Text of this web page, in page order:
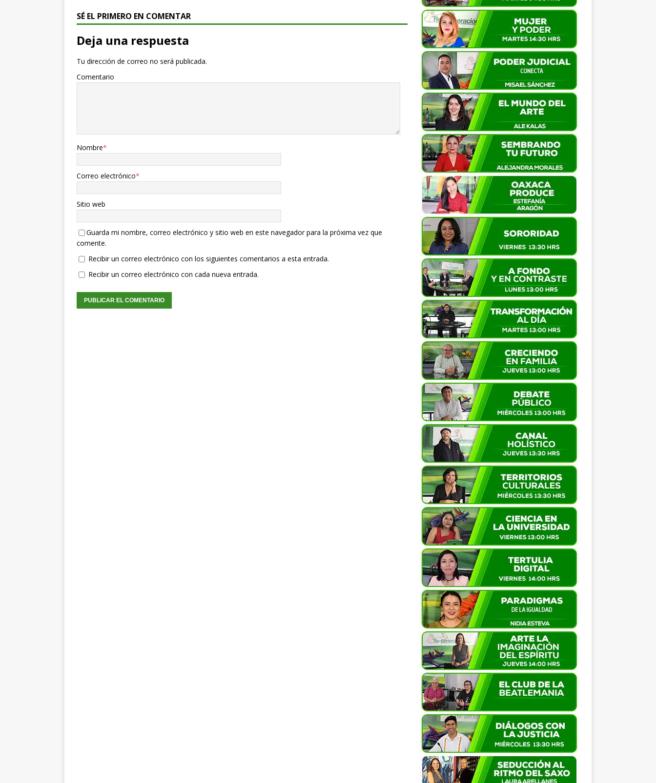
SÉ EL PRIMERO EN COMENTAR
Deja una respuesta
Tu dirección de correo no será publicada.
Comentario
Nombre*
Correo electrónico*
Sitio web
Guarda mi nombre, correo electrónico y sitio web en este navegador para la próxima vez que
comente.
Recibir un correo electrónico con los siguientes comentarios a esta entrada.
Recibir un correo electrónico con cada nueva entrada.